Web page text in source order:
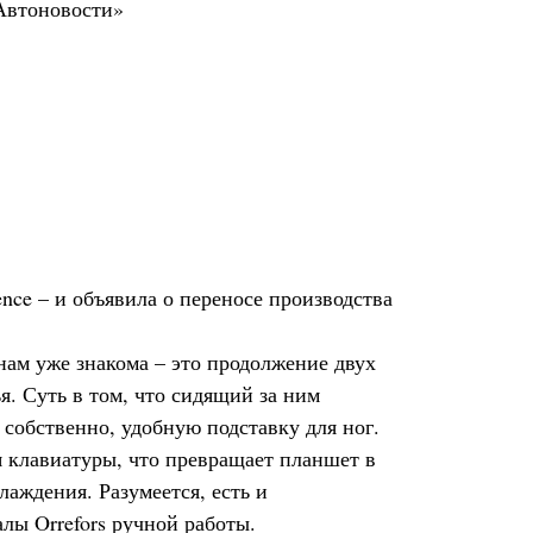
– и объявила о переносе производства
уже знакома – это продолжение двух
Суть в том, что сидящий за ним
удобную подставку для ног.
что превращает планшет в
Разумеется, есть и
Orrefors ручной работы.